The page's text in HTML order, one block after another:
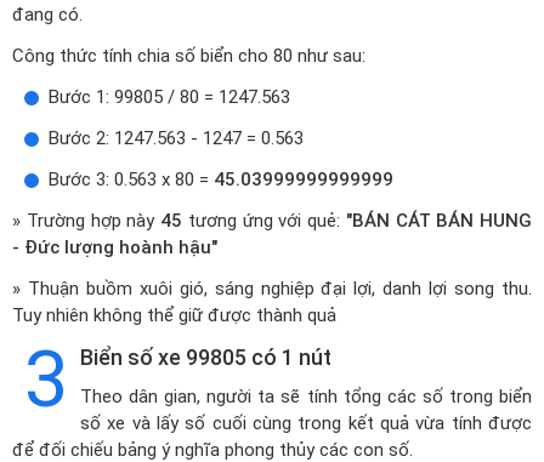
đang có.
Công thức tính chia số biển cho 80 như sau:
Bước 1: 99805 / 80 = 1247.563
Bước 2: 1247.563 - 1247 = 0.563
Bước 3: 0.563 x 80 = 45.03999999999999
» Trường hợp này 45 tương ứng với quẻ: "BÁN CÁT BÁN HUNG
- Đức lượng hoành hậu"
» Thuận buồm xuôi gió, sáng nghiệp đại lợi, danh lợi song thu.
Tuy nhiên không thể giữ được thành quả
3 Biển số xe 99805 có 1 nút
Theo dân gian, người ta sẽ tính tổng các số trong biển
số xe và lấy số cuối cùng trong kết quả vừa tính được
để đối chiếu bảng ý nghĩa phong thủy các con số.